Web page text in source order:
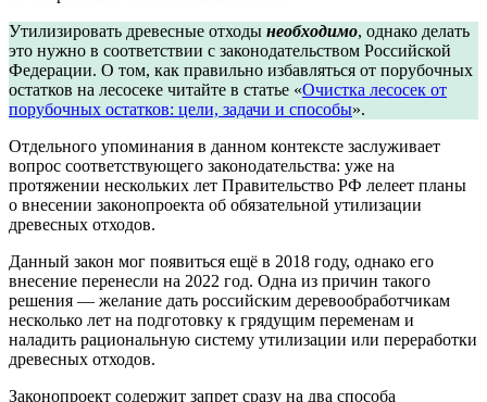
Утилизировать древесные отходы необходимо, однако делать
это нужно в соответствии с законодательством Российской
Федерации. О том, как правильно избавляться от порубочных
остатков на лесосеке читайте в статье «Очистка лесосек от
порубочных остатков: цели, задачи и способы».
Отдельного упоминания в данном контексте заслуживает
вопрос соответствующего законодательства: уже на
протяжении нескольких лет Правительство РФ лелеет планы
о внесении законопроекта об обязательной утилизации
древесных отходов.
Данный закон мог появиться ещё в 2018 году, однако его
внесение перенесли на 2022 год. Одна из причин такого
решения — желание дать российским деревообработчикам
несколько лет на подготовку к грядущим переменам и
наладить рациональную систему утилизации или переработки
древесных отходов.
Законопроект содержит запрет сразу на два способа